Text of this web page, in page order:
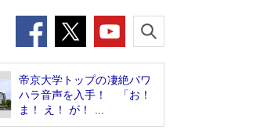
帝京大学トップの凄絶パワ
ハラ音声を入手！ 「お！
ま！ え！ が！ ...